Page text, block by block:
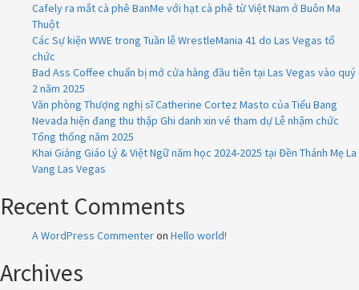
Cafely ra mắt cà phê BanMe với hạt cà phê từ Việt Nam ở Buôn Ma
Thuột
Các Sự kiện WWE trong Tuần lễ WrestleMania 41 do Las Vegas tổ
chức
Bad Ass Coffee chuẩn bị mở cửa hàng đầu tiên tại Las Vegas vào quý
2 năm 2025
Văn phòng Thượng nghị sĩ Catherine Cortez Masto của Tiểu Bang
Nevada hiện đang thu thập Ghi danh xin vé tham dự Lễ nhậm chức
Tổng thống năm 2025
Khai Giảng Giáo Lý & Việt Ngữ năm học 2024-2025 tại Đền Thánh Mẹ La
Vang Las Vegas
Recent Comments
A WordPress Commenteron Hello world!
Archives